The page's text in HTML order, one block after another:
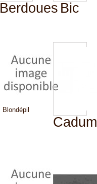
Berdoues Bic
Blondépil
Cadum